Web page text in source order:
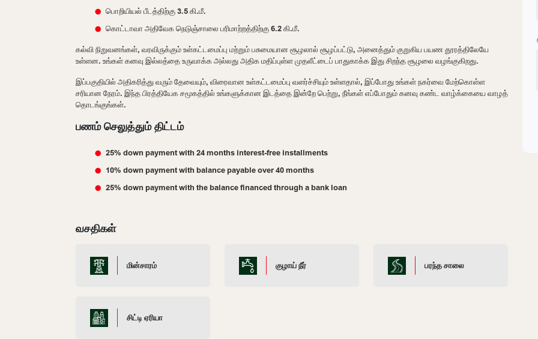
பொறியியல் பீடத்திற்கு 3.5 கி.மீ.
கொட்டாவா அதிவேக நெடுஞ்சாலை பரிமாற்றத்திற்கு 6.2 கி.மீ.
கல்வி நிறுவனங்கள், வரவிருக்கும் உள்கட்டமைப்பு மற்றும் பசுமையான சூழலால் சூழப்பட்டு, அனைத்தும் குறுகிய பயண தூரத்திலேயே
உள்ளன. உங்கள் கனவு இல்லத்தை உருவாக்க அல்லது அதிக மதிப்புள்ள முதலீட்டைப் பாதுகாக்க இது சிறந்த சூழலை வழங்குகிறது.
இப்பகுதியில் அதிகரித்து வரும் தேவையும், விரைவான உள்கட்டமைப்பு வளர்ச்சியும் உள்ளதால், இப்போது உங்கள் நகர்வை மேற்கொள்ள
சரியான நேரம். இந்த பிரத்தியேக சமூகத்தில் உங்களுக்கான இடத்தை இன்றே பெற்று, நீங்கள் எப்போதும் கனவு கண்ட வாழ்க்கையை வாழத்
தொடங்குங்கள்.
பணம் செலுத்தும் திட்டம்
25% down payment with 24 months interest-free installments
10% down payment with balance payable over 40 months
25% down payment with the balance financed through a bank loan
வசதிகள்
மின்சாரம் குழாய் நீர் பரந்த சாலை
சிட்டி ஏரியா